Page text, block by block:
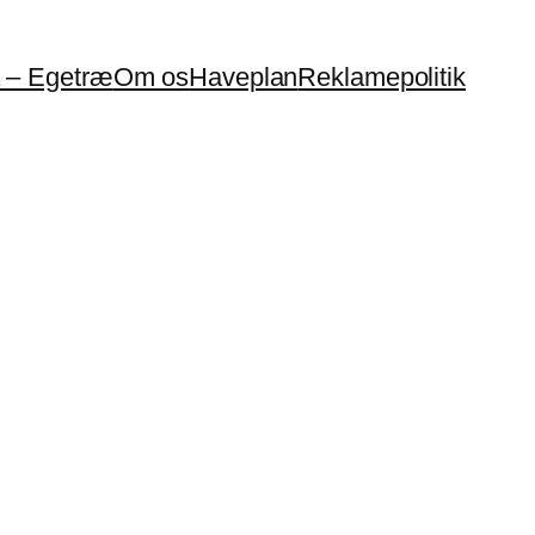
– EgetræOm osHaveplanReklamepolitik